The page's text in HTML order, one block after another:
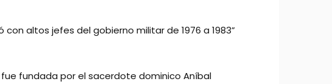
altos jefes del gobierno militar de 1976 a 1983”
fundada por el sacerdote dominico Aníbal